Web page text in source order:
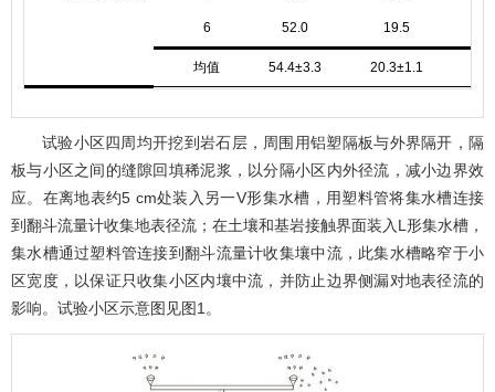
6 52.0 19.5
均值 54.4±3.3 20.3±1.1
试验小区四周均开挖到岩石层，周围用铝塑隔板与外界隔开，隔
板与小区之间的缝隙回填稀泥浆，以分隔小区内外径流，减小边界效
应。在离地表约5 cm处装入另一V形集水槽，用塑料管将集水槽连接
到翻斗流量计收集地表径流；在土壤和基岩接触界面装入L形集水槽，
集水槽通过塑料管连接到翻斗流量计收集壤中流，此集水槽略窄于小
区宽度，以保证只收集小区内壤中流，并防止边界侧漏对地表径流的
影响。试验小区示意图见图1 。